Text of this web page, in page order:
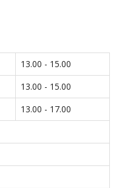
13.00 - 15.00
13.00 - 15.00
13.00 - 17.00